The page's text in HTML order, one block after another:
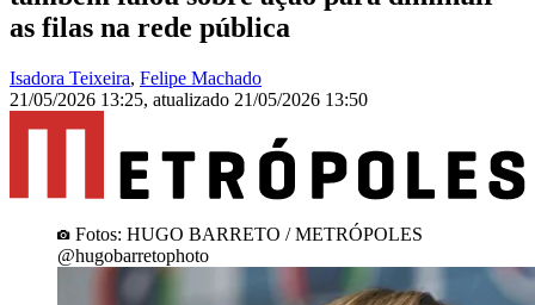
as filas na rede pública
Isadora Teixeira, Felipe Machado
21/05/2026 13:25, atualizado 21/05/2026 13:50
Fotos: HUGO BARRETO / METRÓPOLES
@hugobarretophoto